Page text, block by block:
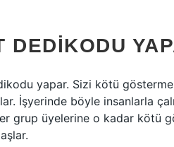
DEDIKODU
yapar. Sizi kötü
İşyerinde böyle insanlarla
grup üyelerine o kadar kötü